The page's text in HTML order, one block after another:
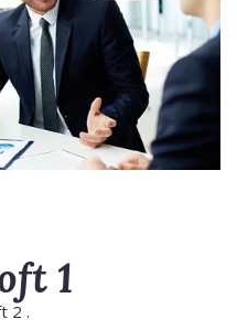
Ticisoft 1
Ticisoft 2 .